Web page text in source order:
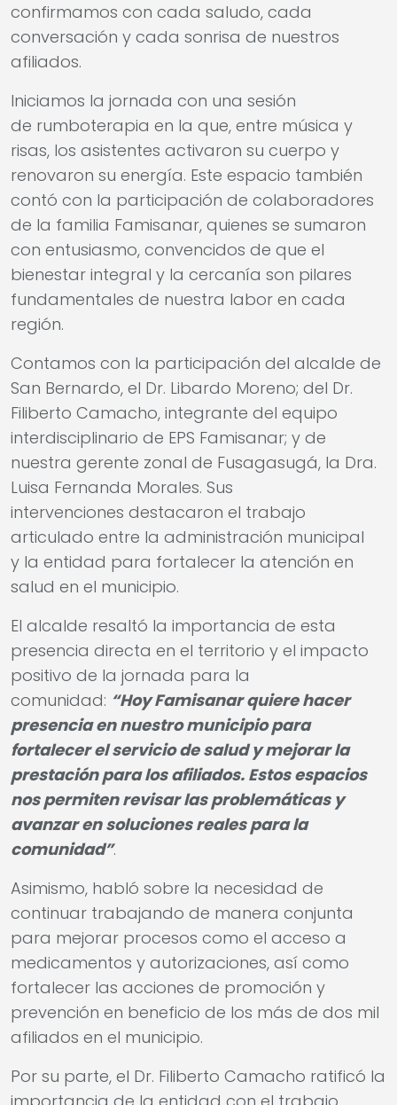
confirmamos con cada saludo, cada
conversación y cada sonrisa de nuestros
afiliados.
Iniciamos la jornada con una sesión
de rumboterapia en la que, entre música y
risas, los asistentes activaron su cuerpo y
renovaron su energía. Este espacio también
contó con la participación de colaboradores
de la familia Famisanar, quienes se sumaron
con entusiasmo, convencidos de que el
bienestar integral y la cercanía son pilares
fundamentales de nuestra labor en cada
región.
Contamos con la participación del alcalde de
San Bernardo, el Dr. Libardo Moreno; del Dr.
Filiberto Camacho, integrante del equipo
interdisciplinario de EPS Famisanar; y de
nuestra gerente zonal de Fusagasugá, la Dra.
Luisa Fernanda Morales. Sus
intervenciones destacaron el trabajo
articulado entre la administración municipal
y la entidad para fortalecer la atención en
salud en el municipio.
El alcalde resaltó la importancia de esta
presencia directa en el territorio y el impacto
positivo de la jornada para la
comunidad: “Hoy Famisanar quiere hacer
presencia en nuestro municipio para
fortalecer el servicio de salud y mejorar la
prestación para los afiliados. Estos espacios
nos permiten revisar las problemáticas y
avanzar en soluciones reales para la
comunidad”.
Asimismo, habló sobre la necesidad de
continuar trabajando de manera conjunta
para mejorar procesos como el acceso a
medicamentos y autorizaciones, así como
fortalecer las acciones de promoción y
prevención en beneficio de los más de dos mil
afiliados en el municipio.
Por su parte, el Dr. Filiberto Camacho ratificó la